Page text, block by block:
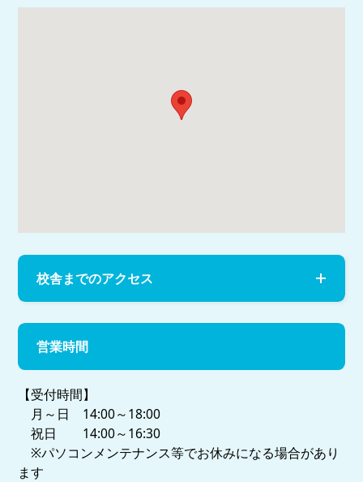
校舎までのアクセス
営業時間
【受付時間】
月～日 14:00～18:00
祝日 14:00～16:30
※パソコンメンテナンス等でお休みになる場合があり
ます